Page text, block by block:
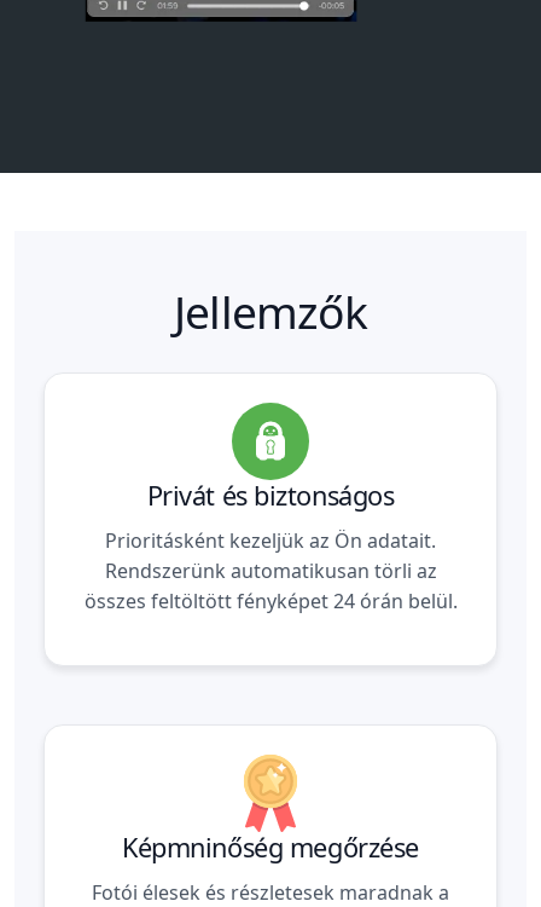
Jellemzők
Privát és biztonságos
Prioritásként kezeljük az Ön adatait.
Rendszerünk automatikusan törli az
összes feltöltött fényképet 24 órán belül.
Képmninőség megőrzése
Fotói élesek és részletesek maradnak a